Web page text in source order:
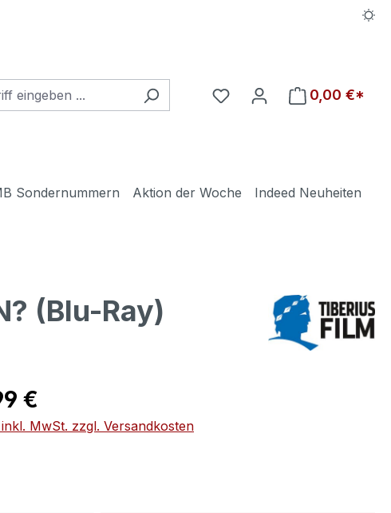
Du hast 0 Produkte auf
0,00 €*
Sondernummern Aktion der Woche
Indeed Neuheiten
(Blu-Ray)
Preis:
€
MwSt. zzgl. Versandkosten